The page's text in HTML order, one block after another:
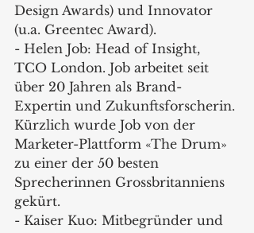
Design Awards) und Innovator
(u.a. Greentec Award).
- Helen Job: Head of Insight,
TCO London. Job arbeitet seit
über 20 Jahren als Brand-
Expertin und Zukunftsforscherin.
Kürzlich wurde Job von der
Marketer-Plattform «The Drum»
zu einer der 50 besten
Sprecherinnen Grossbritanniens
gekürt.
- Kaiser Kuo: Mitbegründer und